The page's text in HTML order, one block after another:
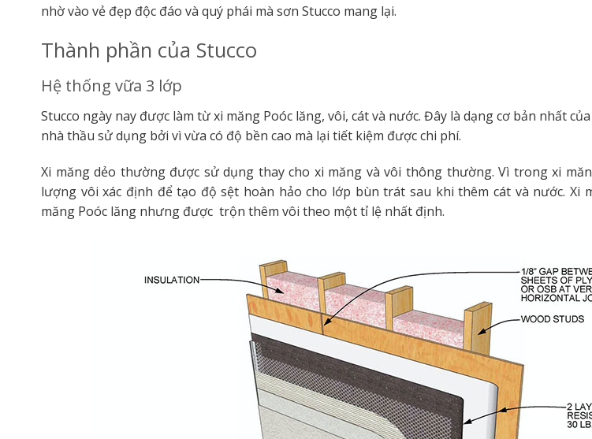
nhờ vào vẻ đẹp độc đáo và quý phái mà sơn Stucco mang lại.
Thành phần của Stucco
Hệ thống vữa 3 lớp
Stucco ngày nay được làm từ xi măng Poóc lăng, vôi, cát và nước. Đây là dạng cơ bản nhất
nhà thầu sử dụng bởi vì vừa có độ bền cao mà lại tiết kiệm được chi phí.
Xi măng dẻo thường được sử dụng thay cho xi măng và vôi thông thường. Vì trong xi
lượng vôi xác định để tạo độ sệt hoàn hảo cho lớp bùn trát sau khi thêm cát và nước. Xi
măng Poóc lăng nhưng được trộn thêm vôi theo một tỉ lệ nhất định.